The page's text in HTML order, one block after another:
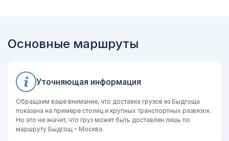
Основные маршруты
Уточняющая информация
Обращаем ваше внимание, что доставка грузов из Быдгоща
показана на примере столиц и крупных транспортных развязок.
Но это не значит, что груз может быть доставлен лишь по
маршруту Быдгощ – Москва.